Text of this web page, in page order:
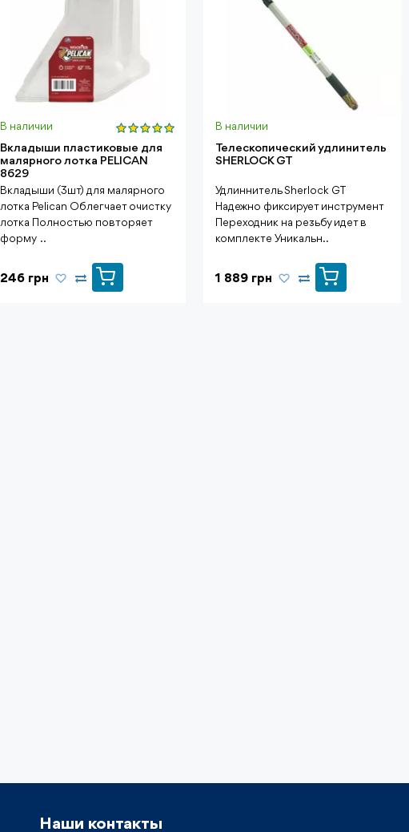
В наличии
Вкладыши пластиковые для
малярного лотка PELICAN
8629
Вкладыши (3шт) для малярного
лотка Pelican Облегчает очистку
лотка Полностью повторяет
форму ..
246 грн
В наличии
Телескопический удлинитель
SHERLOCK GT
Удлиннитель Sherlock GT
Надежно фиксирует инструмент
Переходник на резьбу идет в
комплекте Уникальн..
1 889 грн
Наши контакты